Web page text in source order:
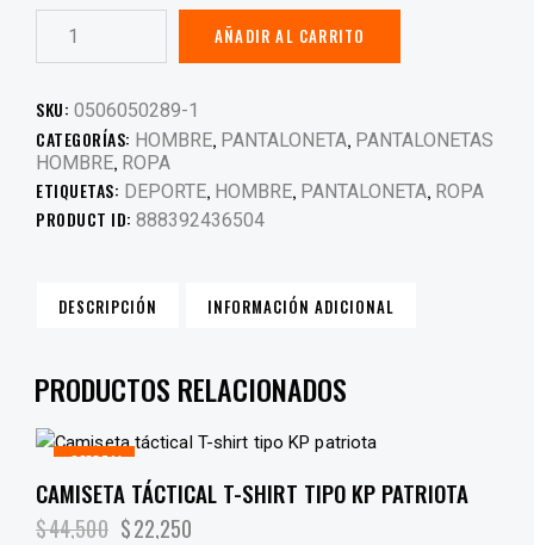
AÑADIR AL CARRITO
SKU: 0506050289-1
CATEGORÍAS: HOMBRE, PANTALONETA, PANTALONETAS
HOMBRE, ROPA
ETIQUETAS: DEPORTE, HOMBRE, PANTALONETA, ROPA
PRODUCT ID: 888392436504
DESCRIPCIÓN INFORMACIÓN ADICIONAL
PRODUCTOS RELACIONADOS
¡OFERTA!
CAMISETA TÁCTICAL T-SHIRT TIPO KP PATRIOTA
$44,500 $22,250